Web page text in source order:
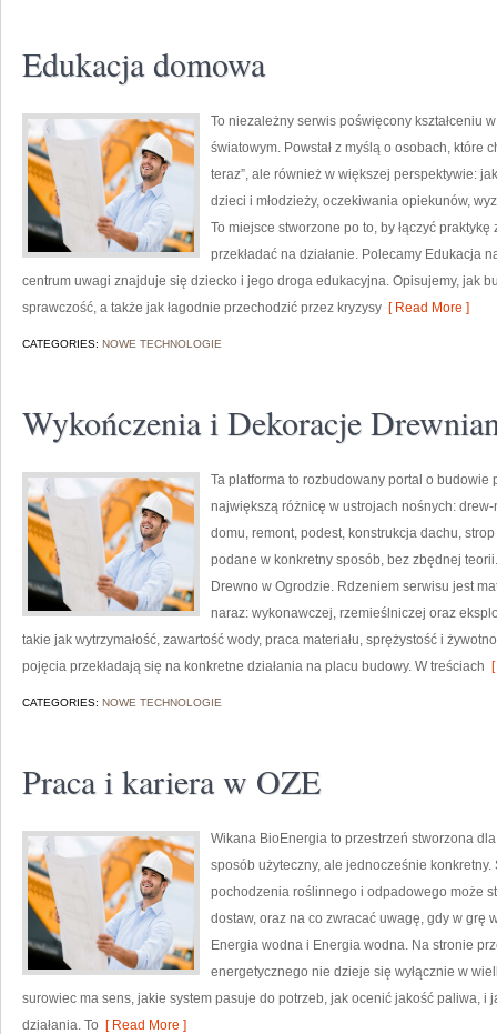
Edukacja domowa
To niezależny serwis poświęcony kształceniu
światowym. Powstał z myślą o osobach, które
teraz”, ale również w większej perspektywie:
dzieci i młodzieży, oczekiwania opiekunów,
To miejsce stworzone po to, by łączyć
przekładać na działanie. Polecamy Edukacja
centrum uwagi znajduje się dziecko i jego droga edukacyjna. Opisujemy, jak
sprawczość, a także jak łagodnie przechodzić przez kryzysy [ Read More ]
CATEGORIES: NOWE TECHNOLOGIE
Wykończenia i Dekoracje
Ta platforma to rozbudowany portal o budowie
największą różnicę w ustrojach nośnych:
domu, remont, podest, konstrukcja dachu,
podane w konkretny sposób, bez zbędnej
Drewno w Ogrodzie. Rdzeniem serwisu jest
naraz: wykonawczej, rzemieślniczej oraz
takie jak wytrzymałość, zawartość wody, praca materiału, sprężystość i
pojęcia przekładają się na konkretne działania na placu budowy. W treściach
CATEGORIES: NOWE TECHNOLOGIE
Praca i kariera w OZE
Wikana BioEnergia to przestrzeń stworzona
sposób użyteczny, ale jednocześnie
pochodzenia roślinnego i odpadowego może
dostaw, oraz na co zwracać uwagę, gdy w grę
Energia wodna i Energia wodna. Na stronie
energetycznego nie dzieje się wyłącznie w
surowiec ma sens, jakie system pasuje do potrzeb, jak ocenić jakość paliwa, i
działania. To [ Read More ]